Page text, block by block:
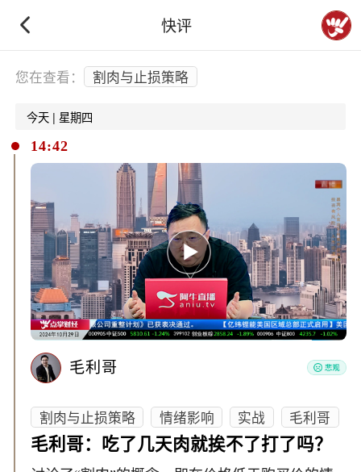
快评
下拉刷新
您在查看： 割肉与止损策略
今天 | 星期四
14:42
毛利哥
割肉与止损策略 情绪影响 实战
毛利哥
毛利哥：吃了几天肉就挨不了打了吗？